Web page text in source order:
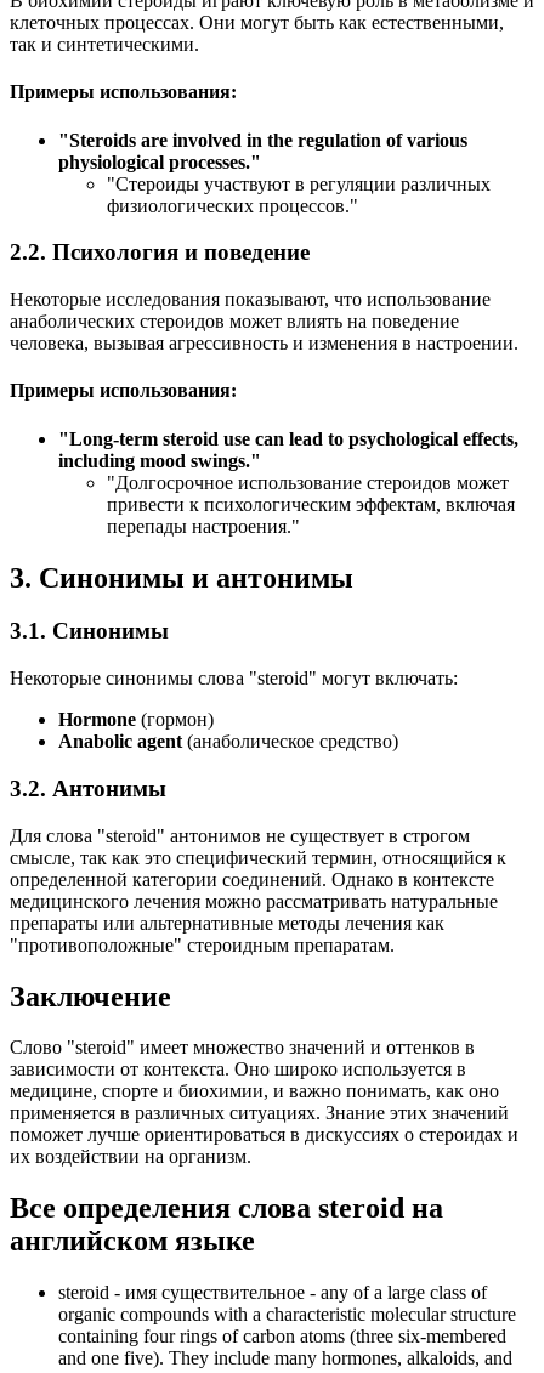
клеточных процессах. Они могут быть как естественными,
так и синтетическими.
Примеры использования:
"Steroids are involved in the regulation of various
physiological processes."
"Стероиды участвуют в регуляции различных
физиологических процессов."
2.2. Психология и поведение
Некоторые исследования показывают, что использование
анаболических стероидов может влиять на поведение
человека, вызывая агрессивность и изменения в настроении.
Примеры использования:
"Long-term steroid use can lead to psychological effects,
including mood swings."
"Долгосрочное использование стероидов может
привести к психологическим эффектам, включая
перепады настроения."
3. Синонимы и антонимы
3.1. Синонимы
Некоторые синонимы слова "steroid" могут включать:
Hormone (гормон)
Anabolic agent (анаболическое средство)
3.2. Антонимы
Для слова "steroid" антонимов не существует в строгом
смысле, так как это специфический термин, относящийся к
определенной категории соединений. Однако в контексте
медицинского лечения можно рассматривать натуральные
препараты или альтернативные методы лечения как
"противоположные" стероидным препаратам.
Заключение
Слово "steroid" имеет множество значений и оттенков в
зависимости от контекста. Оно широко используется в
медицине, спорте и биохимии, и важно понимать, как оно
применяется в различных ситуациях. Знание этих значений
поможет лучше ориентироваться в дискуссиях о стероидах и
их воздействии на организм.
Все определения слова steroid на
английском языке
steroid - имя существительное - any of a large class of
organic compounds with a characteristic molecular structure
containing four rings of carbon atoms (three six-membered
and one five). They include many hormones, alkaloids, and